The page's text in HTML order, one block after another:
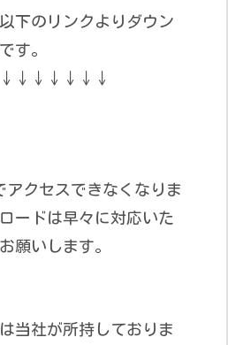
下のリンクよりダウン
す。
アクセスできなくなりま
ードは早々に対応いた
願いします。
当社が所持しておりま